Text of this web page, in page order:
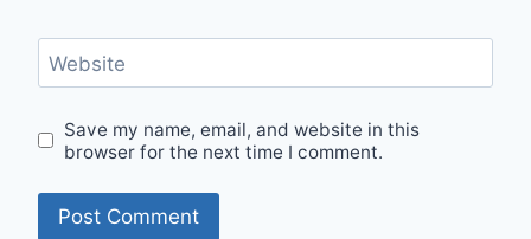
Website
Save my name, email, and website in this
browser for the next time I comment.